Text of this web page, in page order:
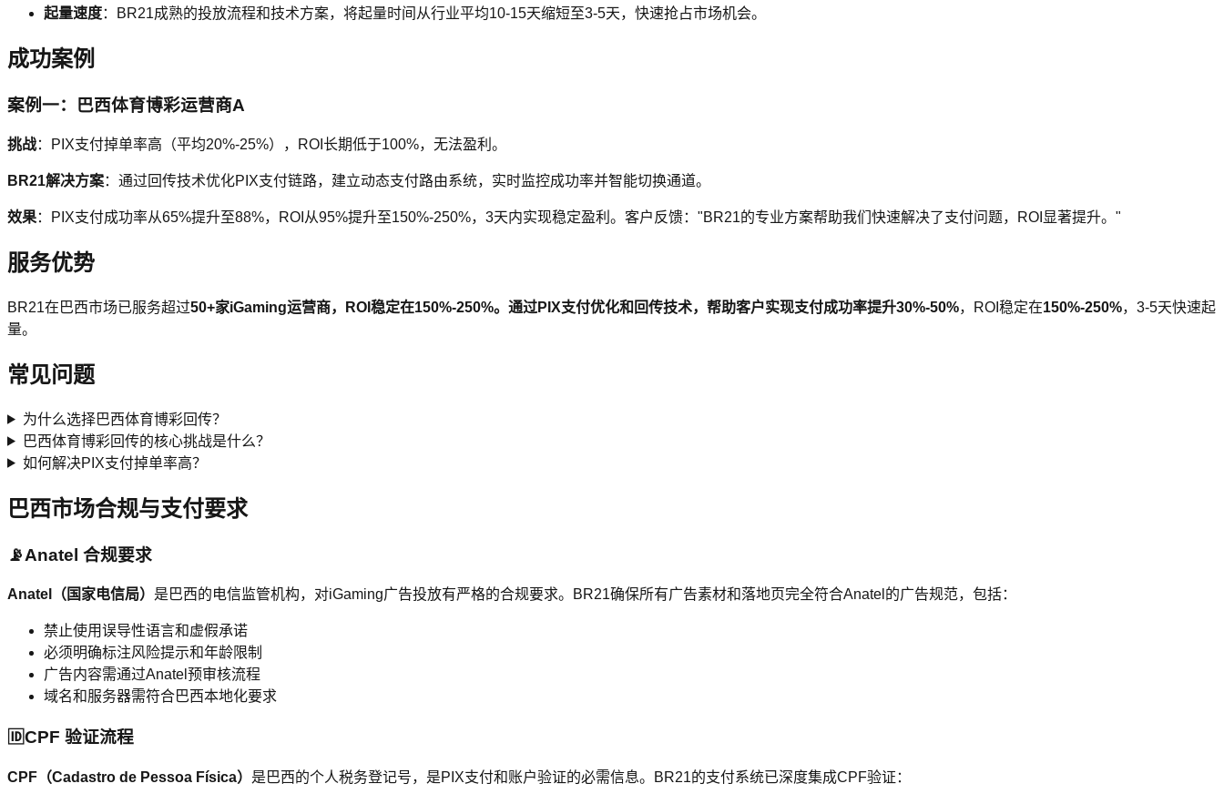
起量速度：BR21成熟的投放流程和技术方案，将起量时间从行业平均10-15天缩短至3-5天，快速抢占市场机会。
成功案例
案例一：巴西体育博彩运营商A
挑战：PIX支付掉单率高（平均20%-25%），ROI长期低于100%，无法盈利。
BR21解决方案：通过回传技术优化PIX支付链路，建立动态支付路由系统，实时监控成功率并智能切换通道。
效果：PIX支付成功率从65%提升至88%，ROI从95%提升至150%-250%，3天内实现稳定盈利。客户反馈："BR21的专业方案帮助我们快速解决了支付问题，ROI显著提升。"
服务优势
BR21在巴西市场已服务超过50+家iGaming运营商，ROI稳定在150%-250%。通过PIX支付优化和回传技术，帮助客户实现支付成功率提升30%-50%，ROI稳定在150%-250%，3-5天快速起
量。
常见问题
为什么选择巴西体育博彩回传？
巴西体育博彩回传的核心挑战是什么？
如何解决PIX支付掉单率高？
巴西市场合规与支付要求
📡Anatel 合规要求
Anatel（国家电信局） 是巴西的电信监管机构，对iGaming广告投放有严格的合规要求。BR21确保所有广告素材和落地页完全符合Anatel的广告规范，包括：
禁止使用误导性语言和虚假承诺
必须明确标注风险提示和年龄限制
广告内容需通过Anatel预审核流程
域名和服务器需符合巴西本地化要求
🆔CPF 验证流程
CPF（Cadastro de Pessoa Física） 是巴西的个人税务登记号，是PIX支付和账户验证的必需信息。BR21的支付系统已深度集成CPF验证：